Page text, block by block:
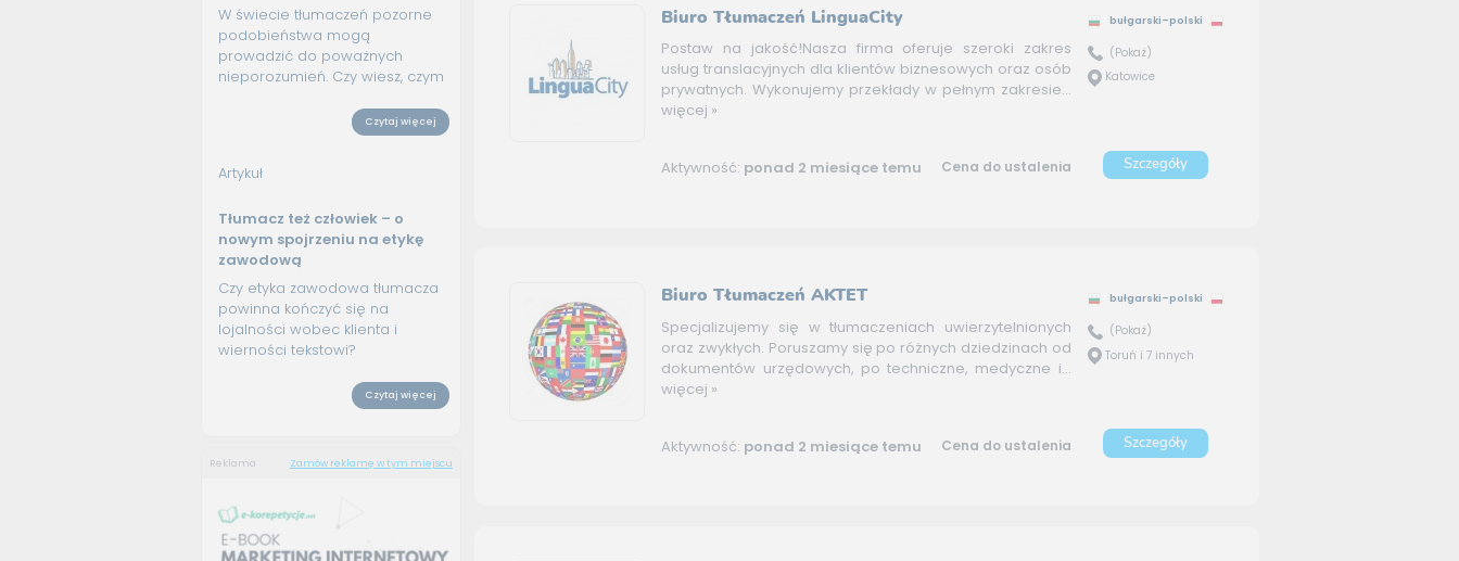
W świecie tłumaczeń pozorne
podobieństwa mogą
prowadzić do poważnych
nieporozumień. Czy wiesz, czym
Czytaj więcej
Artykuł
Tłumacz też człowiek – o
nowym spojrzeniu na etykę
zawodową
Czy etyka zawodowa tłumacza
powinna kończyć się na
lojalności wobec klienta i
wierności tekstowi?
Czytaj więcej
Reklama Zamów reklamę w tym miejscu
Biuro Tłumaczeń LinguaCity
Postaw na jakość!Nasza firma oferuje szeroki zakres
usług translacyjnych dla klientów biznesowych oraz osób
prywatnych. Wykonujemy przekłady w pełnym zakresie...
więcej »
bułgarski–polski
(Pokaż)
Katowice
Aktywność: ponad 2 miesiące temu Cena do ustalenia Szczegóły
Biuro Tłumaczeń AKTET
Specjalizujemy się w tłumaczeniach uwierzytelnionych
oraz zwykłych. Poruszamy się po różnych dziedzinach od
dokumentów urzędowych, po techniczne, medyczne i...
więcej »
bułgarski–polski
(Pokaż)
Toruń i 7 innych
Aktywność: ponad 2 miesiące temu Cena do ustalenia Szczegóły